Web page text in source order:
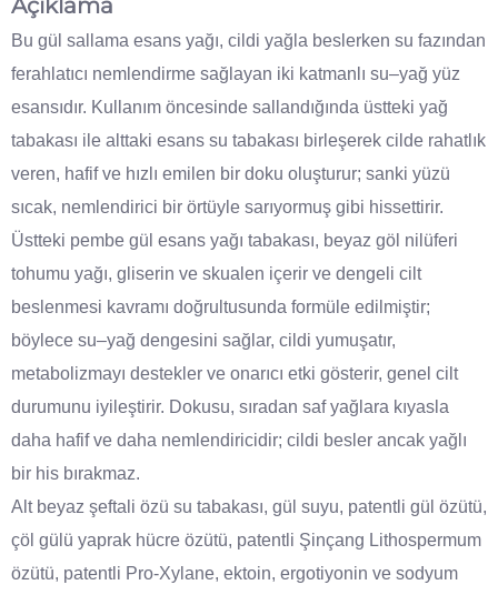
Açıklama
Bu gül sallama esans yağı, cildi yağla beslerken su fazından
ferahlatıcı nemlendirme sağlayan iki katmanlı su–yağ yüz
esansıdır. Kullanım öncesinde sallandığında üstteki yağ
tabakası ile alttaki esans su tabakası birleşerek cilde rahatlık
veren, hafif ve hızlı emilen bir doku oluşturur; sanki yüzü
sıcak, nemlendirici bir örtüyle sarıyormuş gibi hissettirir.
Üstteki pembe gül esans yağı tabakası, beyaz göl nilüferi
tohumu yağı, gliserin ve skualen içerir ve dengeli cilt
beslenmesi kavramı doğrultusunda formüle edilmiştir;
böylece su–yağ dengesini sağlar, cildi yumuşatır,
metabolizmayı destekler ve onarıcı etki gösterir, genel cilt
durumunu iyileştirir. Dokusu, sıradan saf yağlara kıyasla
daha hafif ve daha nemlendiricidir; cildi besler ancak yağlı
bir his bırakmaz.
Alt beyaz şeftali özü su tabakası, gül suyu, patentli gül özütü,
çöl gülü yaprak hücre özütü, patentli Şinçang Lithospermum
özütü, patentli Pro-Xylane, ektoin, ergotiyonin ve sodyum